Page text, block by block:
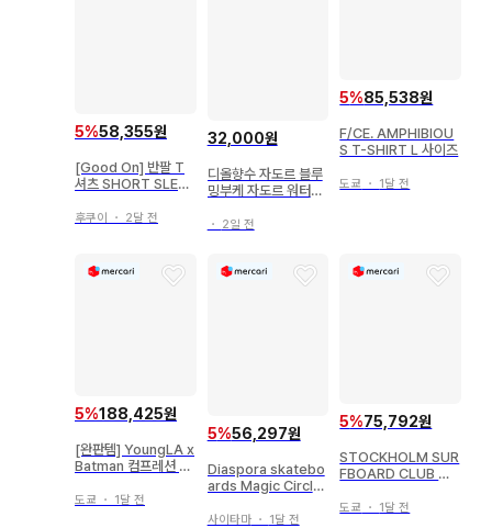
5%58,355원
[Good On] 반팔 T
셔츠 SHORT SLEEV
후쿠이 ・ 2달 전
32,000원
디올향수 자도르 블루
밍부케 자도르 워터베
・ 2일 전
5%85,538원
F/CE. AMPHIBIOU
S T-SHIRT L 사이즈
도쿄 ・ 1달 전
5%188,425원
[완판템] YoungLA x
Batman 컴프레션 롱
도쿄 ・ 1달 전
5%56,297원
Diaspora skatebo
ards Magic Circle
사이타마・ 1달 전
5%75,792원
STOCKHOLM SUR
FBOARD CLUB 티
도쿄 ・ 1달 전